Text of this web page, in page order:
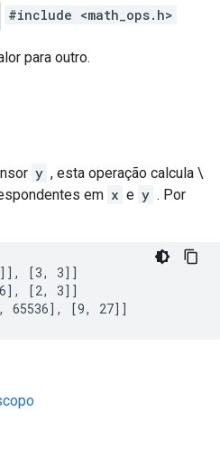
#include <math_ops.h>
para outro.
y , esta operação calcula \
em x e y . Por
[3, 3]]
[2, 3]]
65536], [9, 27]]